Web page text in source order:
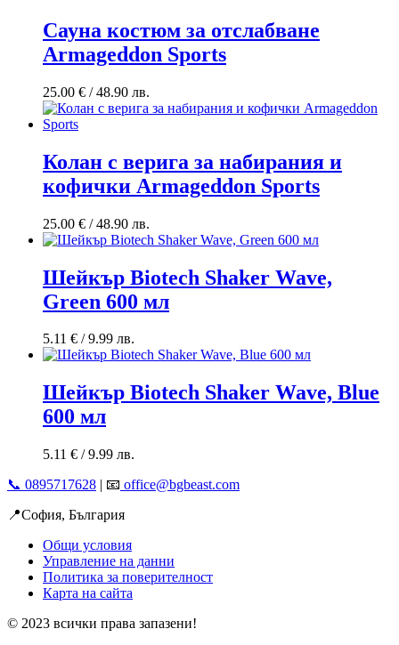
Сауна костюм за отслабване
Armageddon Sports
25.00 € / 48.90 лв.
Колан с верига за набирания и
кофички Armageddon Sports
25.00 € / 48.90 лв.
Шейкър Biotech Shaker Wave,
Green 600 мл
5.11 € / 9.99 лв.
Шейкър Biotech Shaker Wave, Blue
600 мл
5.11 € / 9.99 лв.
📞 0895717628 | 📧 office@bgbeast.com
📍София, България
Общи условия
Управление на данни
Политика за поверителност
Карта на сайта
© 2023 всички права запазени!